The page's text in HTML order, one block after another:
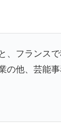
、フランス
の他、芸能